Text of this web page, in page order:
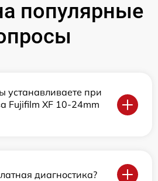
популярные
устанавливаете при
Fujifilm XF 10-24mm
диагностика?